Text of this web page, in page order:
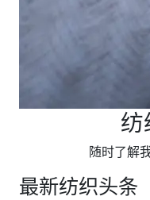
随时了解
最新纺织头条